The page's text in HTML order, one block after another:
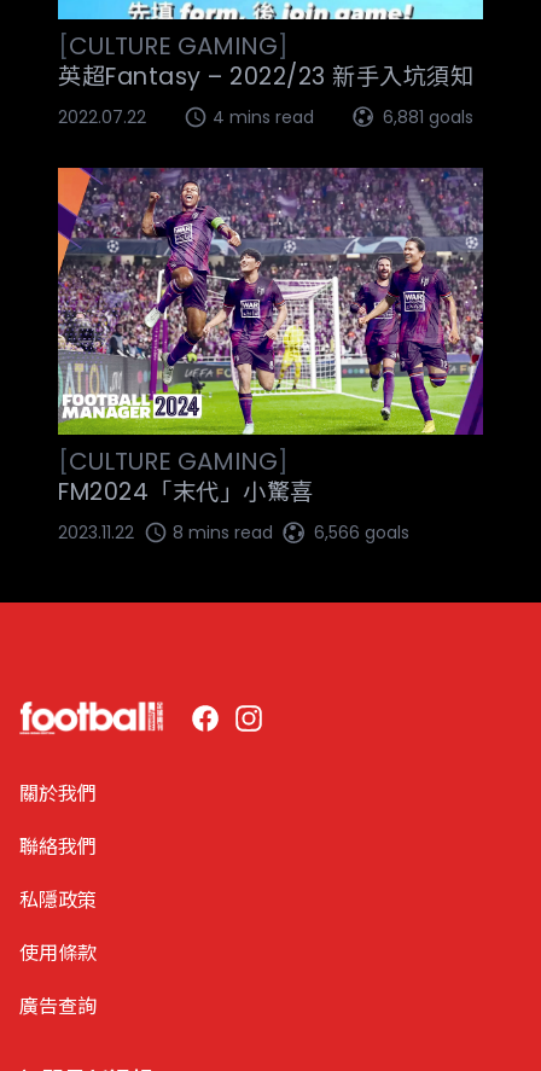
[CULTURE GAMING]
英超Fantasy – 2022/23 新手入坑須知
2022.07.22 4 mins read 6,881 goals
[CULTURE GAMING]
FM2024「末代」小驚喜
2023.11.22 8 mins read 6,566 goals
FacebookInstagram
關於我們
聯絡我們
私隱政策
使用條款
廣告查詢